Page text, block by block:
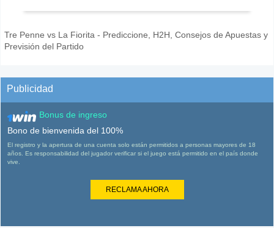
Tre Penne vs La Fiorita - Prediccione, H2H, Consejos de Apuestas y
Previsión del Partido
Publicidad
Bonus de ingreso
Bono de bienvenida del 100%
El registro y la apertura de una cuenta solo están permitidos a personas mayores de 18
años. Es responsabilidad del jugador verificar si el juego está permitido en el país donde
vive.
RECLAMA AHORA